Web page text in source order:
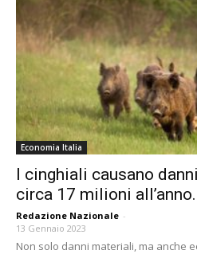
Economia Italia
I cinghiali causano
circa 17 milioni
Redazione Nazionale -
13 Gennaio 2023
Non solo danni materiali, ma anche